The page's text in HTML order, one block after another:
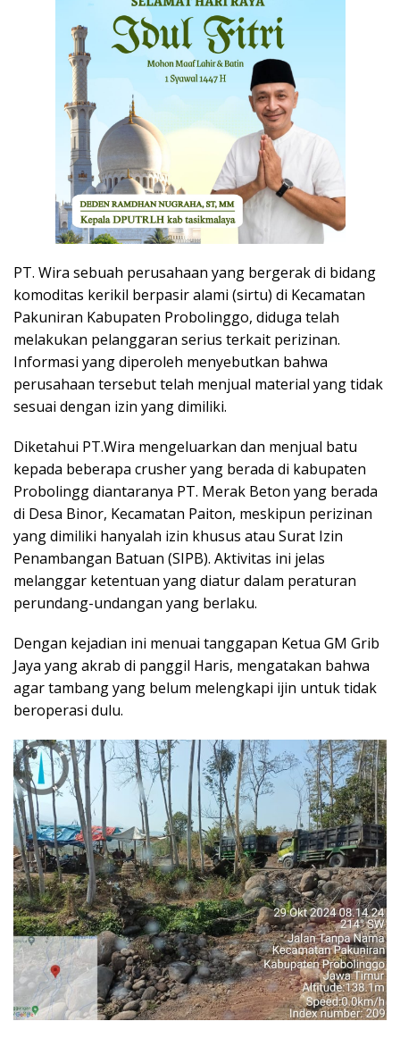
PT. Wira sebuah perusahaan yang bergerak di bidang
komoditas kerikil berpasir alami (sirtu) di Kecamatan
Pakuniran Kabupaten Probolinggo, diduga telah
melakukan pelanggaran serius terkait perizinan.
Informasi yang diperoleh menyebutkan bahwa
perusahaan tersebut telah menjual material yang tidak
sesuai dengan izin yang dimiliki.
Diketahui PT.Wira mengeluarkan dan menjual batu
kepada beberapa crusher yang berada di kabupaten
Probolingg diantaranya PT. Merak Beton yang berada
di Desa Binor, Kecamatan Paiton, meskipun perizinan
yang dimiliki hanyalah izin khusus atau Surat Izin
Penambangan Batuan (SIPB). Aktivitas ini jelas
melanggar ketentuan yang diatur dalam peraturan
perundang-undangan yang berlaku.
Dengan kejadian ini menuai tanggapan Ketua GM Grib
Jaya yang akrab di panggil Haris, mengatakan bahwa
agar tambang yang belum melengkapi ijin untuk tidak
beroperasi dulu.